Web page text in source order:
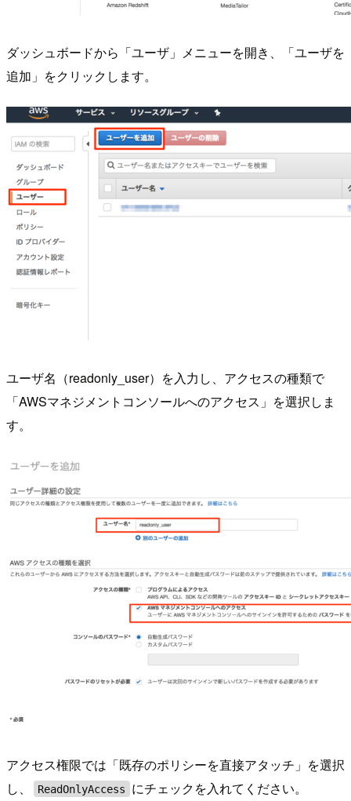
ダッシュボードから「ユーザ」メニューを開き、「ユーザを
追加」をクリックします。
ユーザ名（readonly_user）を入力し、アクセスの種類で
「AWSマネジメントコンソールへのアクセス」を選択しま
す。
アクセス権限では「既存のポリシーを直接アタッチ」を選択
し、
ReadOnlyAccess にチェックを入れてください。